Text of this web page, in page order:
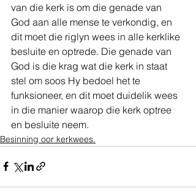
van die kerk is om die genade van
God aan alle mense te verkondig, en
dit moet die riglyn wees in alle kerklike
besluite en optrede. Die genade van
God is die krag wat die kerk in staat
stel om soos Hy bedoel het te
funksioneer, en dit moet duidelik wees
in die manier waarop die kerk optree
en besluite neem.
Besinning oor kerkwees.